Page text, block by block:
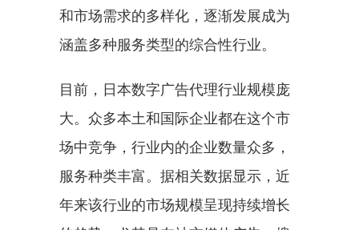
和市场需求的多样化，逐渐发展成为
涵盖多种服务类型的综合性行业。
目前，日本数字广告代理行业规模庞
大。众多本土和国际企业都在这个市
场中竞争，行业内的企业数量众多，
服务种类丰富。据相关数据显示，近
年来该行业的市场规模呈现持续增长